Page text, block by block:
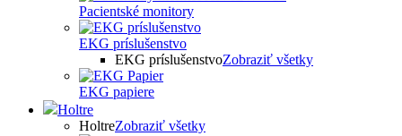
Pacientské monitory
EKG príslušenstvo
EKG príslušenstvoZobraziť všetky
EKG papiere
Holtre
HoltreZobraziť všetky